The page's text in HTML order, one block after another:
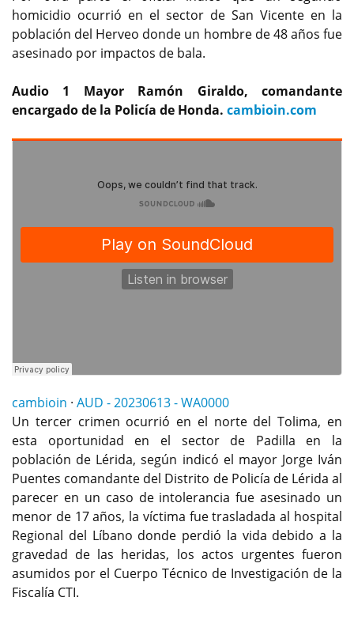
homicidio ocurrió en el sector de San Vicente en la
población del Herveo donde un hombre de 48 años fue
asesinado por impactos de bala.
Audio 1 Mayor Ramón Giraldo, comandante
encargado de la Policía de Honda. cambioin.com
cambioin · AUD - 20230613 - WA0000
Un tercer crimen ocurrió en el norte del Tolima, en
esta oportunidad en el sector de Padilla en la
población de Lérida, según indicó el mayor Jorge Iván
Puentes comandante del Distrito de Policía de Lérida al
parecer en un caso de intolerancia fue asesinado un
menor de 17 años, la víctima fue trasladada al hospital
Regional del Líbano donde perdió la vida debido a la
gravedad de las heridas, los actos urgentes fueron
asumidos por el Cuerpo Técnico de Investigación de la
Fiscalía CTI.